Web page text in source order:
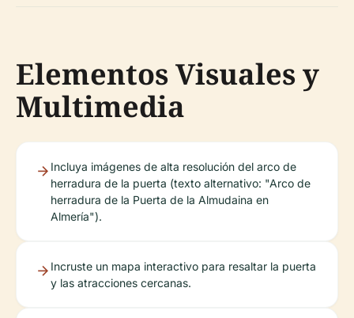
Elementos Visuales y
Multimedia
Incluya imágenes de alta resolución del arco de
herradura de la puerta (texto alternativo: "Arco de
herradura de la Puerta de la Almudaina en
Almería").
Incruste un mapa interactivo para resaltar la puerta
y las atracciones cercanas.